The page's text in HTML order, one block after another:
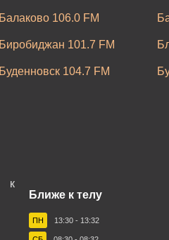
Балаково 106.0 FM
Биробиджан 101.7 FM
Буденновск 104.7 FM
Калуга 102.1 FM
Ближе к телу
ПН 13:30 - 13:32